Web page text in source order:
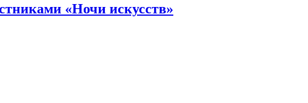
«Ночи искусств»